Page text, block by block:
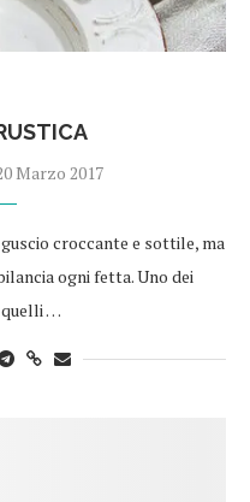
Marzo 2017
croccante e sottile, ma
ogni fetta. Uno dei
quelli …